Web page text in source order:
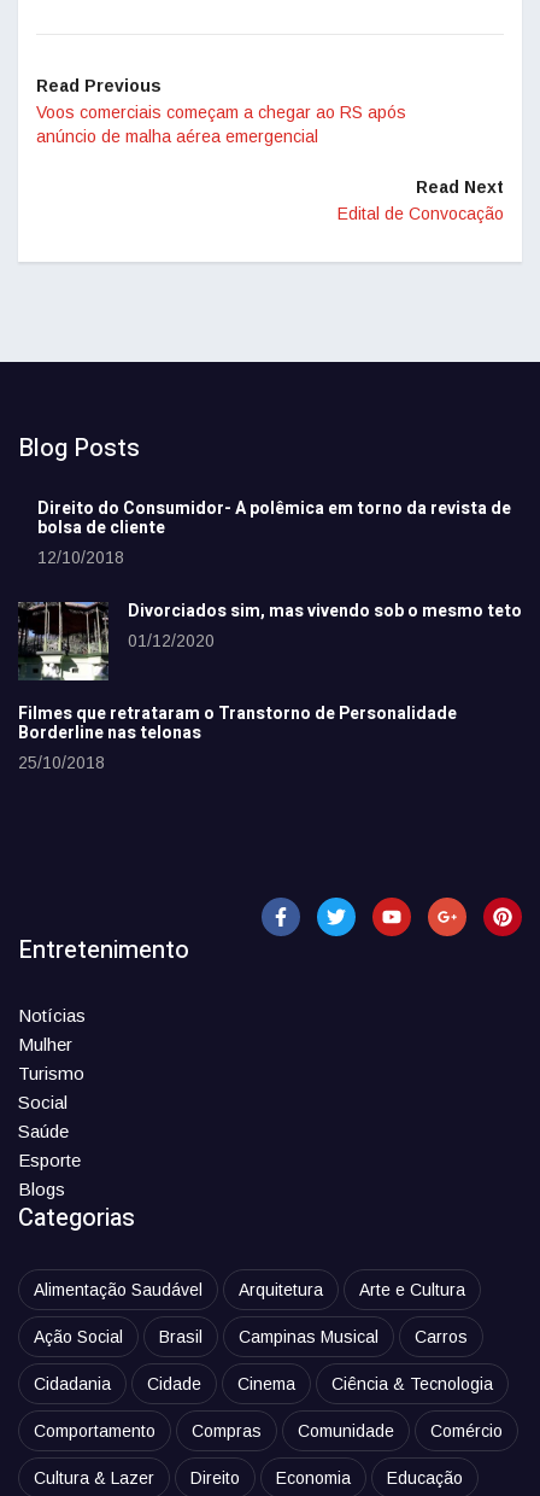
Read Previous
Voos comerciais começam a chegar ao RS após
anúncio de malha aérea emergencial
Read Next
Edital de Convocação
Blog Posts
Direito do Consumidor- A polêmica em torno da revista de
bolsa de cliente
12/10/2018
Divorciados sim, mas vivendo sob o mesmo teto
01/12/2020
Filmes que retrataram o Transtorno de Personalidade
Borderline nas telonas
25/10/2018
Entretenimento
Notícias
Mulher
Turismo
Social
Saúde
Esporte
Blogs
Categorias
Alimentação Saudável Arquitetura Arte e Cultura
Ação Social Brasil Campinas Musical Carros
Cidadania Cidade Cinema Ciência & Tecnologia
Comportamento Compras Comunidade Comércio
Cultura & Lazer Direito Economia Educação